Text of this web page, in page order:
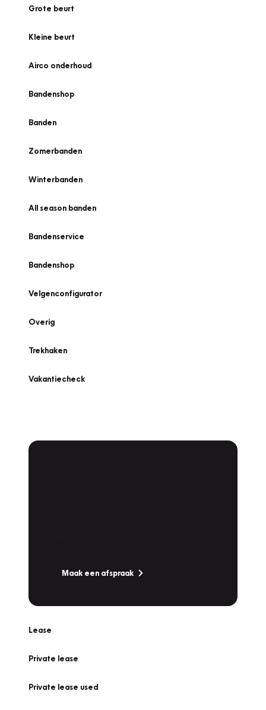
Grote beurt
Kleine beurt
Airco onderhoud
Bandenshop
Banden
Zomerbanden
Winterbanden
All season banden
Bandenservice
Bandenshop
Velgenconfigurator
Overig
Trekhaken
Vakantiecheck
Maak een afspraak
Lease
Private lease
Private lease used